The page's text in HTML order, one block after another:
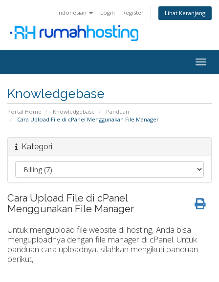
Indonesian Login Register Lihat Keranjang
Knowledgebase
Portal Home Knowledgebase
Panduan
Cara Upload File di cPanel Menggunakan File Manager
Kategori
Cara Upload File di cPanel
Menggunakan File Manager
Untuk mengupload file website di hosting, Anda bisa
menguploadnya dengan file manager di cPanel. Untuk
panduan cara uploadnya, silahkan mengikuti panduan
berikut,